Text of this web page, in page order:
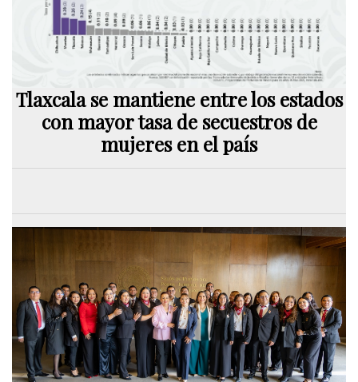
Tlaxcala se mantiene entre los estados
con mayor tasa de secuestros de
mujeres en el país